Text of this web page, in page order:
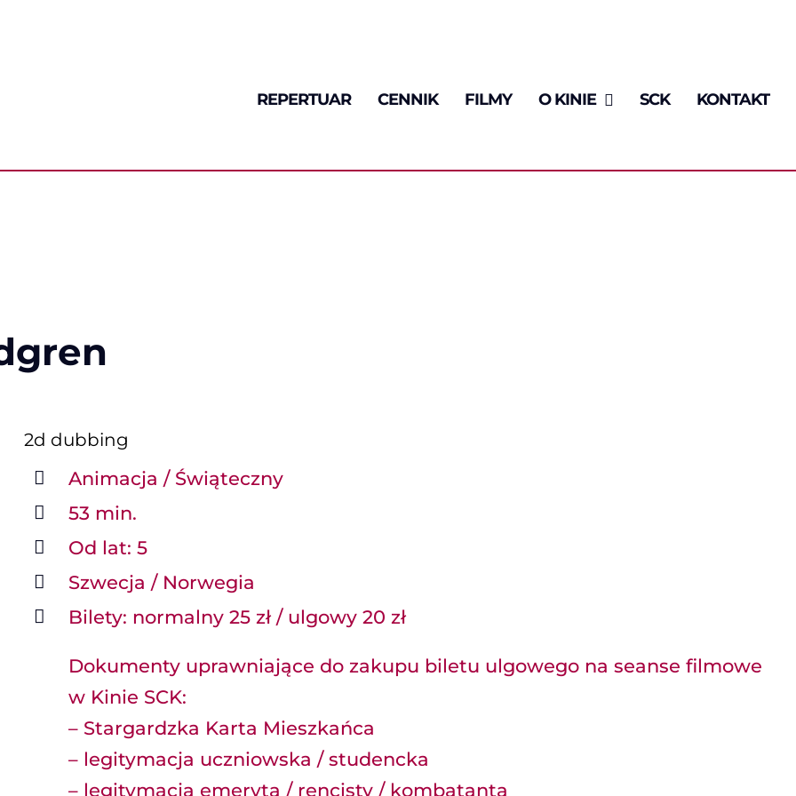
REPERTUAR CENNIK FILMY O KINIE SCK KONTAKT
2d dubbing
Animacja / Świąteczny
53 min.
Od lat: 5
Szwecja / Norwegia
Bilety: normalny 25 zł / ulgowy 20 zł
Dokumenty uprawniające do zakupu biletu ulgowego na seanse filmowe
w Kinie SCK:
– Stargardzka Karta Mieszkańca
– legitymacja uczniowska / studencka
– legitymacja emeryta / rencisty / kombatanta